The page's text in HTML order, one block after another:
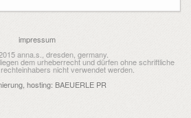
impressum
anna.s., dresden, germany.
dem urheberrecht und dürfen ohne schriftliche
nicht verwendet werden.
hosting: BAEUERLE PR